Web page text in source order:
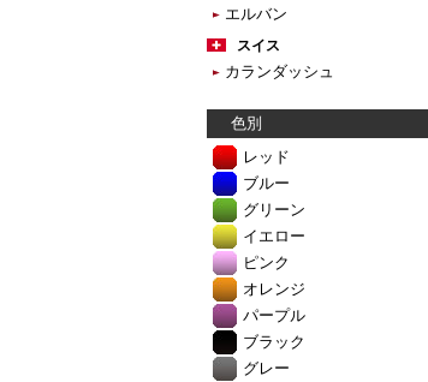
エルバン
スイス
カランダッシュ
色別
レッド
ブルー
グリーン
イエロー
ピンク
オレンジ
パープル
ブラック
グレー